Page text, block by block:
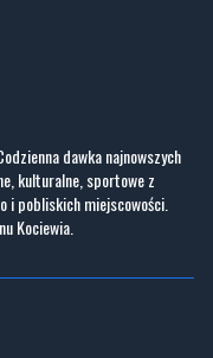
dawka najnowszych
kulturalne, sportowe z
i pobliskich miejscowości.
Kociewia.